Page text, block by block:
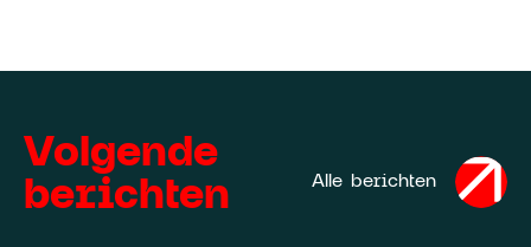
Volgende
berichten
Alle berichten